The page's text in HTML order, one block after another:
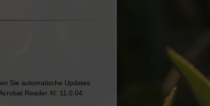
Sie automatische Updates
Reader XI: 11.0.04